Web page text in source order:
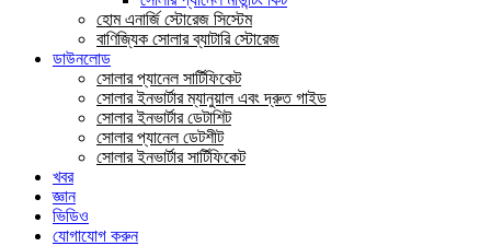
হোম এনার্জি স্টোরেজ সিস্টেম
বাণিজ্যিক সোলার ব্যাটারি স্টোরেজ
ডাউনলোড
সোলার প্যানেল সার্টিফিকেট
সোলার ইনভার্টার ম্যানুয়াল এবং দ্রুত গাইড
সোলার ইনভার্টার ডেটাশিট
সোলার প্যানেল ডেটশীট
সোলার ইনভার্টার সার্টিফিকেট
খবর
জ্ঞান
ভিডিও
যোগাযোগ করুন